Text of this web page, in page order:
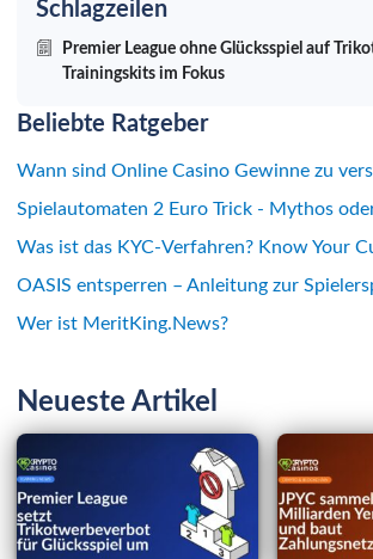
Schlagzeilen
Premier League ohne Glücksspiel auf
Trainingskits im Fokus
Beliebte Ratgeber
Wann sind Online Casino Gewinne zu
Spielautomaten 2 Euro Trick - Mythos
Was ist das KYC-Verfahren? Know Your
OASIS entsperren – Anleitung zur
Wer ist MeritKing.News?
Neueste Artikel